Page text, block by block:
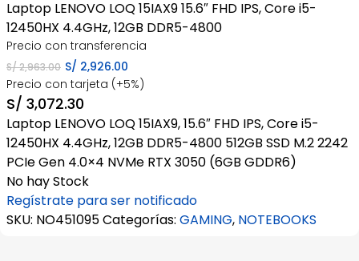
Laptop LENOVO LOQ 15IAX9 15.6″ FHD IPS, Core i5-
12450HX 4.4GHz, 12GB DDR5-4800
Precio con transferencia
S/2,963.00 El
precio
original
era:
S/ 2,963.00.
S/ 2,926.00
precio
es:
S/ 2,926.00.
Precio con tarjeta (+5%)
S/ 3,072.30
Laptop LENOVO LOQ 15IAX9, 15.6″ FHD IPS, Core i5-
12450HX 4.4GHz, 12GB DDR5-4800 512GB SSD M.2 2242
PCIe Gen 4.0×4 NVMe RTX 3050 (6GB GDDR6)
No hay Stock
Regístrate para ser notificado
SKU: NO451095Categorías: GAMING, NOTEBOOKS